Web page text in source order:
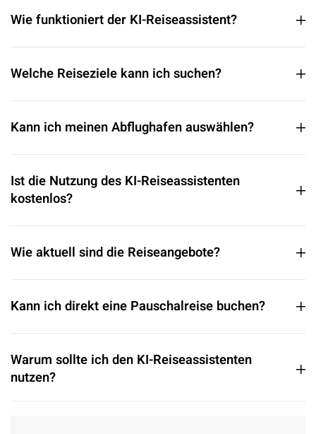
Wie funktioniert der KI-Reiseassistent?
Welche Reiseziele kann ich suchen?
Kann ich meinen Abflughafen auswählen?
Ist die Nutzung des KI-Reiseassistenten
kostenlos?
Wie aktuell sind die Reiseangebote?
Kann ich direkt eine Pauschalreise buchen?
Warum sollte ich den KI-Reiseassistenten
nutzen?